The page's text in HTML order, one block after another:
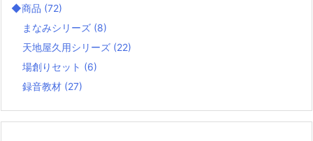
◆商品 (72)
まなみシリーズ (8)
天地屋久用シリーズ (22)
場創りセット (6)
録音教材 (27)